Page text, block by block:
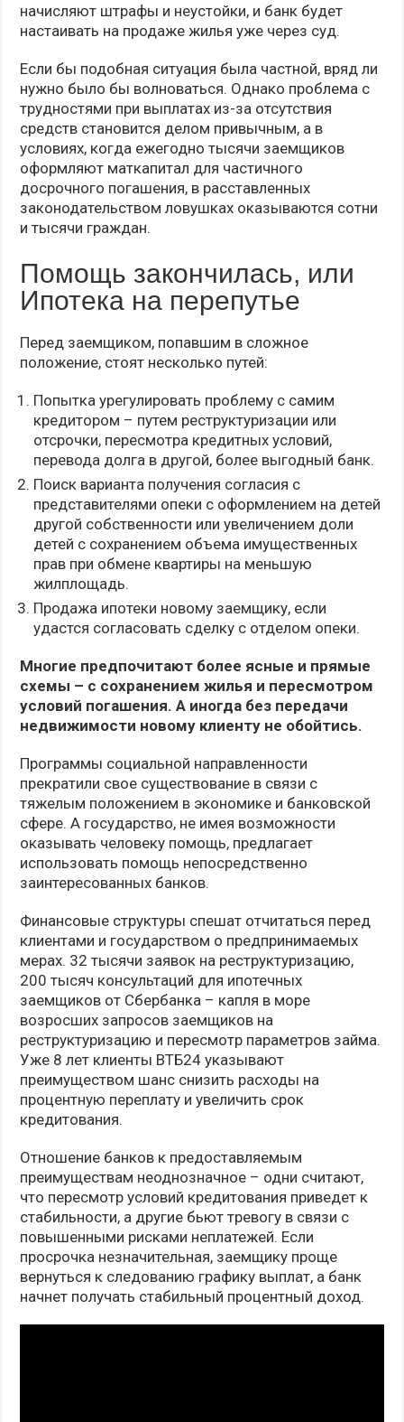
начисляют штрафы и неустойки, и банк будет
настаивать на продаже жилья уже через суд.
Если бы подобная ситуация была частной, вряд ли
нужно было бы волноваться. Однако проблема с
трудностями при выплатах из-за отсутствия
средств становится делом привычным, а в
условиях, когда ежегодно тысячи заемщиков
оформляют маткапитал для частичного
досрочного погашения, в расставленных
законодательством ловушках оказываются сотни
и тысячи граждан.
Помощь закончилась, или
Ипотека на перепутье
Перед заемщиком, попавшим в сложное
положение, стоят несколько путей:
Попытка урегулировать проблему с самим
кредитором – путем реструктуризации или
отсрочки, пересмотра кредитных условий,
перевода долга в другой, более выгодный банк.
Поиск варианта получения согласия с
представителями опеки с оформлением на детей
другой собственности или увеличением доли
детей с сохранением объема имущественных
прав при обмене квартиры на меньшую
жилплощадь.
Продажа ипотеки новому заемщику, если
удастся согласовать сделку с отделом опеки.
Многие предпочитают более ясные и прямые
схемы – с сохранением жилья и пересмотром
условий погашения. А иногда без передачи
недвижимости новому клиенту не обойтись.
Программы социальной направленности
прекратили свое существование в связи с
тяжелым положением в экономике и банковской
сфере. А государство, не имея возможности
оказывать человеку помощь, предлагает
использовать помощь непосредственно
заинтересованных банков.
Финансовые структуры спешат отчитаться перед
клиентами и государством о предпринимаемых
мерах. 32 тысячи заявок на реструктуризацию,
200 тысяч консультаций для ипотечных
заемщиков от Сбербанка – капля в море
возросших запросов заемщиков на
реструктуризацию и пересмотр параметров займа.
Уже 8 лет клиенты ВТБ24 указывают
преимуществом шанс снизить расходы на
процентную переплату и увеличить срок
кредитования.
Отношение банков к предоставляемым
преимуществам неоднозначное – одни считают,
что пересмотр условий кредитования приведет к
стабильности, а другие бьют тревогу в связи с
повышенными рисками неплатежей. Если
просрочка незначительная, заемщику проще
вернуться к следованию графику выплат, а банк
начнет получать стабильный процентный доход.